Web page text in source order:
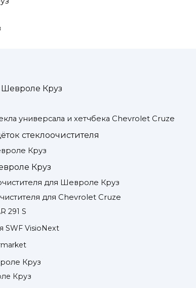
Шевроле Круз
универсала и хетчбека Chevrolet Cruze
стеклоочистителя
Круз
Круз
для Шевроле Круз
для Chevrolet Cruze
291 S
SWF VisioNext
Круз
Круз